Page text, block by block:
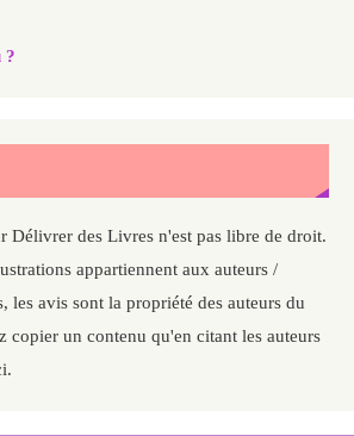
?
Délivrer des Livres n'est pas libre de droit.
appartiennent aux auteurs /
les avis sont la propriété des auteurs du
copier un contenu qu'en citant les auteurs